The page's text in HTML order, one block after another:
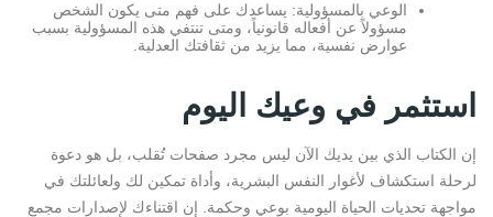
الوعي بالمسؤولية: يساعدك على فهم متى يكون الشخص
مسؤولاً عن أفعاله قانونياً، ومتى تنتفي هذه المسؤولية بسبب
عوارض نفسية، مما يزيد من ثقافتك العدلية.
استثمر في وعيك اليوم
إن الكتاب الذي بين يديك الآن ليس مجرد صفحات تُقلب، بل هو دعوة
لرحلة استكشاف لأغوار النفس البشرية، وأداة تمكين لك ولعائلتك في
مواجهة تحديات الحياة اليومية بوعي وحكمة. إن اقتناءك لإصدارات مجمع